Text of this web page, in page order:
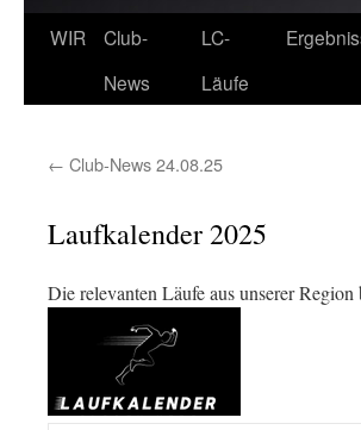
WIR
Club-
News
LC-
Läufe
← Club-News 24.08.25
Laufkalender 2025
Die relevanten Läufe aus unserer Region